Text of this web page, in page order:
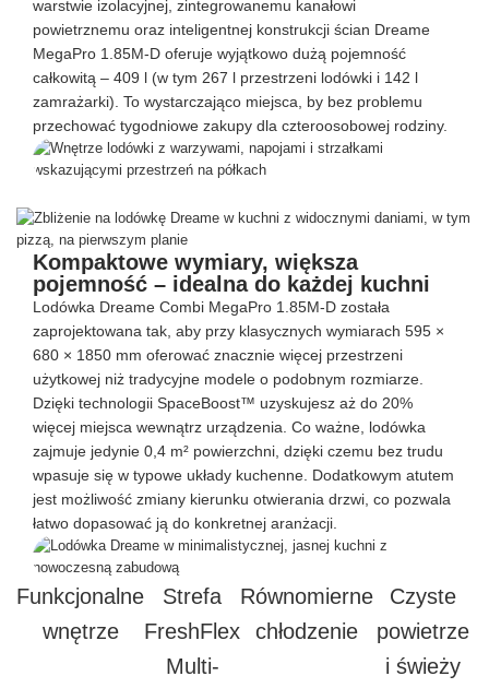
warstwie izolacyjnej, zintegrowanemu kanałowi
powietrznemu oraz inteligentnej konstrukcji ścian Dreame
MegaPro 1.85M-D oferuje wyjątkowo dużą pojemność
całkowitą – 409 l (w tym 267 l przestrzeni lodówki i 142 l
zamrażarki). To wystarczająco miejsca, by bez problemu
przechować tygodniowe zakupy dla czteroosobowej rodziny.
Kompaktowe wymiary, większa
pojemność – idealna do każdej kuchni
Lodówka Dreame Combi MegaPro 1.85M-D została
zaprojektowana tak, aby przy klasycznych wymiarach 595 ×
680 × 1850 mm oferować znacznie więcej przestrzeni
użytkowej niż tradycyjne modele o podobnym rozmiarze.
Dzięki technologii SpaceBoost™ uzyskujesz aż do 20%
więcej miejsca wewnątrz urządzenia. Co ważne, lodówka
zajmuje jedynie 0,4 m² powierzchni, dzięki czemu bez trudu
wpasuje się w typowe układy kuchenne. Dodatkowym atutem
jest możliwość zmiany kierunku otwierania drzwi, co pozwala
łatwo dopasować ją do konkretnej aranżacji.
Funkcjonalne
wnętrze
Strefa
FreshFlex
Multi-
Równomierne
chłodzenie
Czyste
powietrze
i świeży